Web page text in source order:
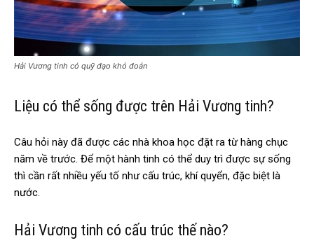
Hải Vương tinh có quỹ đạo khó đoán
Liệu có thể sống được trên Hải Vương tinh?
Câu hỏi này đã được các nhà khoa học đặt ra từ hàng chục
năm về trước. Để một hành tinh có thể duy trì được sự sống
thì cần rất nhiều yếu tố như cấu trúc, khí quyển, đặc biệt là
nước.
Hải Vương tinh có cấu trúc thế nào?